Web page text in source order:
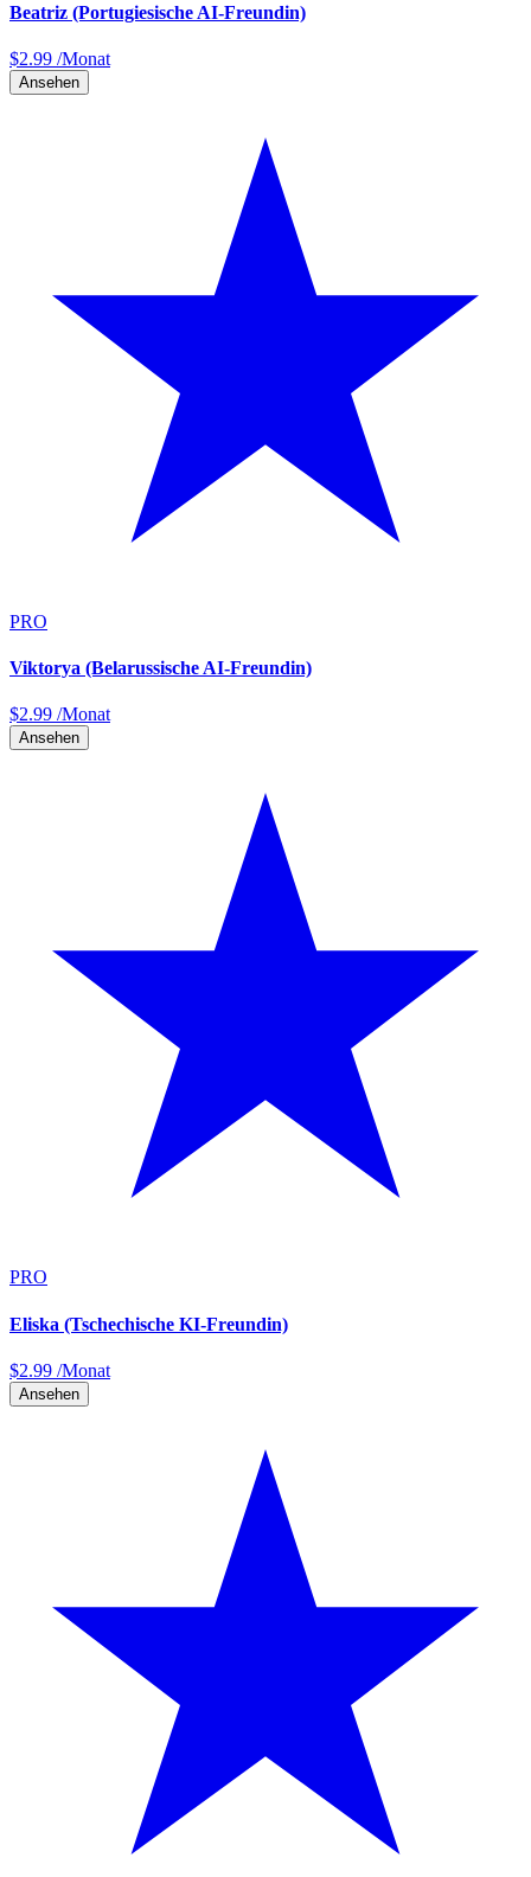
Beatriz (Portugiesische AI-Freundin)
$2.99 /Monat
Ansehen
PRO
Viktorya (Belarussische AI-Freundin)
$2.99 /Monat
Ansehen
PRO
Eliska (Tschechische KI-Freundin)
$2.99 /Monat
Ansehen